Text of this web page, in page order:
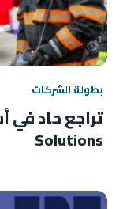
بطولة الشركات
Solutions